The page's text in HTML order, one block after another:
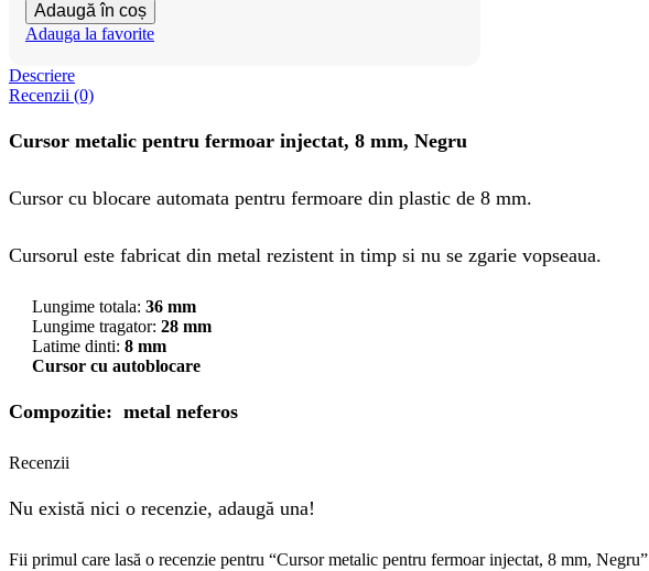
Adaugă în coș
Adauga la favorite
Descriere
Recenzii (0)
Cursor metalic pentru fermoar injectat, 8 mm, Negru
Cursor cu blocare automata pentru fermoare din plastic de 8 mm.
Cursorul este fabricat din metal rezistent in timp si nu se zgarie vopseaua.
Lungime totala: 36 mm
Lungime tragator: 28 mm
Latime dinti: 8 mm
Cursor cu autoblocare
Compozitie: metal neferos
Recenzii
Nu există nici o recenzie, adaugă una!
Fii primul care lasă o recenzie pentru “Cursor metalic pentru fermoar injectat, 8 mm, Negru”